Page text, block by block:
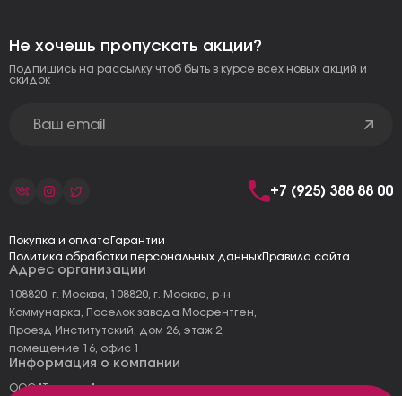
Адрес организации
108820, г. Москва, 108820, г. Москва, р-н
Коммунарка, Поселок завода Мосрентген,
Проезд Институтский, дом 26, этаж 2,
помещение 16, офис 1
Информация о компании
ООО "Тоскана"
Не хочешь пропускать акции?
Подпишись на рассылку чтоб быть в курсе всех новых акций и
скидок
+7 (925) 388 88 00
Покупка и оплата Гарантии
Политика обработки персональных данныхПравила сайта